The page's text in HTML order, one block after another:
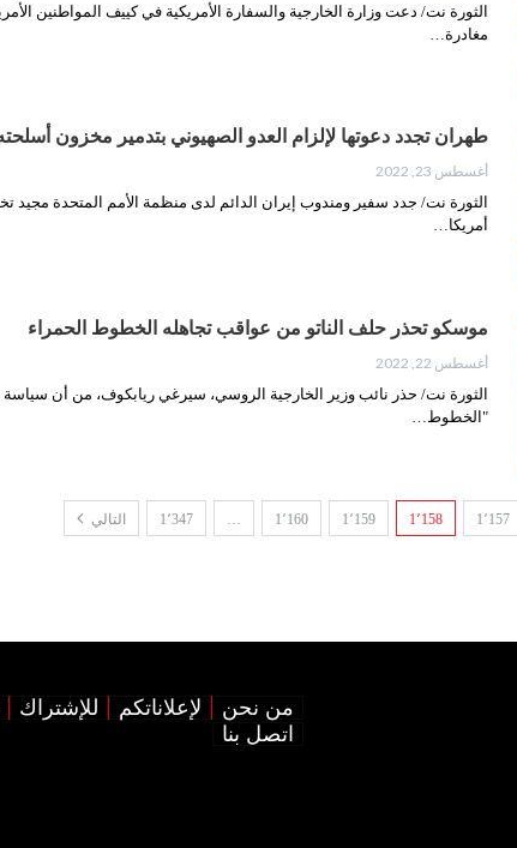
الثورة نت/ دعت وزارة الخارجية والسفارة الأمريكية في كييف المواطنين
مغادرة…
طهران تجدد دعوتها لإلزام العدو الصهيوني بتدمير مخزون أسلحته
أغسطس 23, 2022
الثورة نت/ جدد سفير ومندوب إيران الدائم لدى منظمة الأمم المتحدة مجيد
أمريكا…
موسكو تحذر حلف الناتو من عواقب تجاهله الخطوط الحمراء
أغسطس 22, 2022
الثورة نت/ حذر نائب وزير الخارجية الروسي، سيرغي ريابكوف، من أن سياسة
"الخطوط…
1٬157 1٬158 1٬159 1٬160 … 1٬347 التالي
من نحن لإعلاناتكم للإشتراك
اتصل بنا